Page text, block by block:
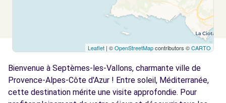
Free2move Rent - SAS SEF - MARSEILLE
7.3
km
MARSEILLE, 13014
Voir l'agence
Leaflet | ©OpenStreetMapcontributors ©CARTO
Bienvenue à Septèmes-les-Vallons, charmante ville de
Provence-Alpes-Côte d'Azur ! Entre soleil, Méditerranée,
cette destination mérite une visite approfondie. Pour